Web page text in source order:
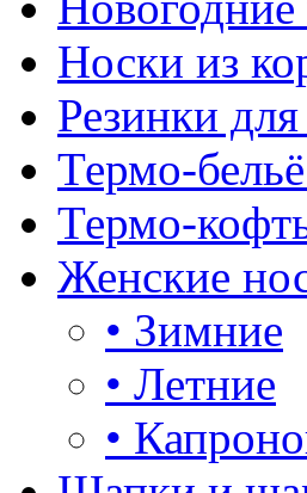
Носки из
Резинки
Термо-
Термо-
Женские
• Зимние
• Летние
•